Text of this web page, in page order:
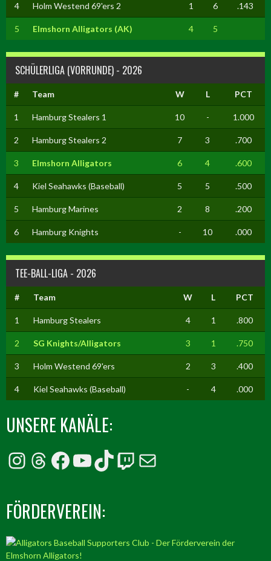
4 Holm Westend 69'ers 2 1 6 .143
5 Elmshorn Alligators (AK) 4 5
SCHÜLERLIGA (VORRUNDE) - 2026
# Team W L PCT
1 Hamburg Stealers 1 10 - 1.000
2 Hamburg Stealers 2 7 3 .700
3 Elmshorn Alligators 6 4 .600
4 Kiel Seahawks (Baseball) 5 5 .500
5 Hamburg Marines 2 8 .200
6 Hamburg Knights - 10 .000
TEE-BALL-LIGA - 2026
# Team W L PCT
1 Hamburg Stealers 4 1 .800
2 SG Knights/Alligators 3 1 .750
3 Holm Westend 69'ers 2 3 .400
4 Kiel Seahawks (Baseball) - 4 .000
UNSERE KANÄLE:
Instagram
Threads
Facebook
YouTube
TikTok
Twitch
E-Mail
FÖRDERVEREIN: